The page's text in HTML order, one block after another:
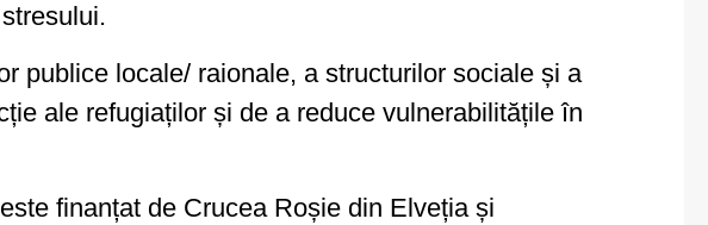
publice locale/ raionale, a structurilor sociale și a
ale refugiaților și de a reduce vulnerabilitățile în
finanțat de Crucea Roșie din Elveția și